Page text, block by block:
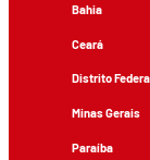
Bahia
Ceará
Distrito
Minas Gerais
Paraíba